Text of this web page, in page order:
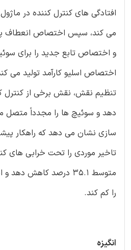
افتادگی های کنترل کننده در
می کند، سپس اختصاص انعطاف
و اختصاص تابع جدید را برای
اختصاص اسلیو کارآمد تولید می
تنظیم نقش، نقش برخی از کنترل
دهد و سوئیچ ها را مجدداً متصل
سازی نشان می دهد که راهکار
تاخیر موردی را تحت خرابی های
متوسط 35.1 درصد کاهش
را کم کند.
انگیزه